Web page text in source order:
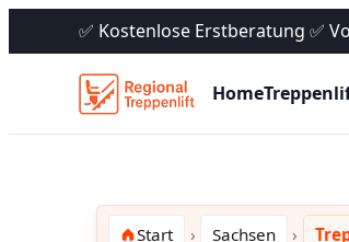
✅ Kostenlose Erstberatung ✅
Home
Start Sachsen